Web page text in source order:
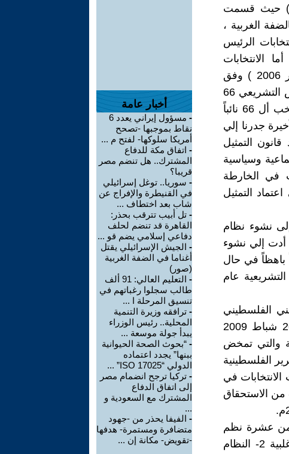
(دوائر ) حيث قسمت
والقدس إلي 16 دائرة ـ 5 دوائر بقطاع غزة ـ 10 بالضفة الغربية ،
في حينه 88عضواً، وانتخابات الرئيس
الانتخابات
التشريعية الثانية للسلطة الفلسطينية جرت في (كانون الثاني يناير 2006 ) وفق
قانون انتخابي مختلط ، يتم من خلاله انتخابات نصف أعضاء المجلس التشريعي 66
نائباً وفق التمثيل النسبي الكامل " اعتبار الوطن دائرة واحدة " وينتخب أل 66 نائباً
الأخيرة جدرنا إلي
التمثيل
وسياسية
في الخارطة
التمثيل
الماضية فانتخابات عام 1996 أدت إلى نشوء نظام
من قبل طرف واحد (فتح)، وانتخابات عام 2006م أدت إلي نشوء
باهظاً في حال
عام
الفلسطيني
وطرح بقوة في جلسة الحوار الوطني الشامل التي عقدت في 26 شباط 2009
والتي تمخض
لجنة منظمة التحرير الفلسطينية
هنا برزت الانتخابات في
من الاستحقاق
ضمن عشرة نظم
وهي عملياً متعددة في التطبيق لثلاثة نظم أساسية :- 1- نظام الأغلبية 2- النظام
أخبار عامة
-
مسؤول إيراني يعدد 6
نقاط بموجبها -تصحح
أمريكا سلوكها- لفتح م ...
- اتفاق مكة للدفاع
المشترك.. هل تنضم مصر
قريبا؟
- سوريا.. توغل إسرائيلي
في القنيطرة والإفراج عن
شاب بعد اختطاف ...
- تل أبيب تترقب بحذر:
القاهرة قد تنضم لحلف
دفاعي إسلامي يضم قو ...
- الجيش الإسرائيلي يقتل
أغناما في الضفة الغربية
(صور)
-
التعليم العالي: 91 ألف
طالب سجلوا رغباتهم في
تنسيق المرحلة ا ...
- ترافقه وزيرة التنمية
المحلية.. رئيس الوزراء
يبدأ جولة موسعة ...
- “بحوث الصحة الحيوانية
ببنها” يجدد اعتماده
الدولي “ISO 17025” ...
- تركيا ترجح انضمام مصر
إلى اتفاق الدفاع
المشترك مع السعودية و
...
- الفيفا يحذر من -جهود
متضافرة ومستمرة- هدفها
-تقويض- مكانة إن ...